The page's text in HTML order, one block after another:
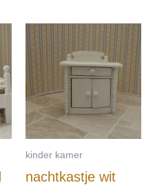
kinder kamer
nachtkastje wit